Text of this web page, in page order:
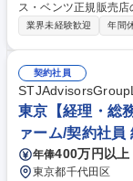
ス・ベンツ正規販売
します。 【主な業務内容】■事務用品、備品・消耗品管理（文房具・飲
社内便対応（記録・
料・決裁書類）■書類
ング対応）■オフィス
範囲:当社業務全般） 募集職種 【総務アシスタント／庶務】メルセデス・
ベンツ正規販売店/年
業界未経験歓迎 年間
契約社員
東京【経理・総
ァーム/契約社員
年俸400万円以上
東京都千代田区